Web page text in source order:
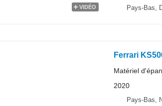
VIDÉO Pays-Bas,
Ferrari
Matériel
2020
Pays-Bas,